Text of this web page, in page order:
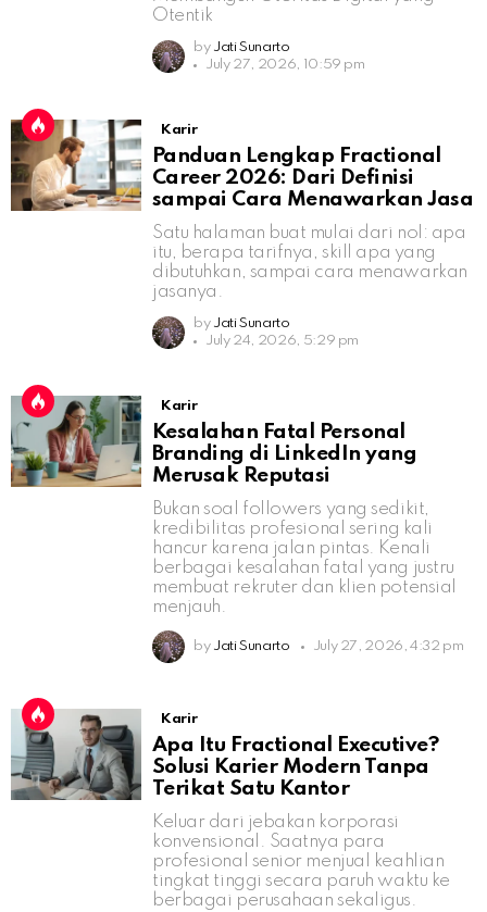
Otentik
by Jati Sunarto
July 27, 2026, 10:59 pm
Karir
Panduan Lengkap Fractional
Career 2026: Dari Definisi
sampai Cara Menawarkan Jasa
Satu halaman buat mulai dari nol: apa
itu, berapa tarifnya, skill apa yang
dibutuhkan, sampai cara menawarkan
jasanya.
by Jati Sunarto
July 24, 2026, 5:29 pm
Karir
Kesalahan Fatal Personal
Branding di LinkedIn yang
Merusak Reputasi
Bukan soal followers yang sedikit,
kredibilitas profesional sering kali
hancur karena jalan pintas. Kenali
berbagai kesalahan fatal yang justru
membuat rekruter dan klien potensial
menjauh.
by Jati Sunarto July 27, 2026, 4:32 pm
Karir
Apa Itu Fractional Executive?
Solusi Karier Modern Tanpa
Terikat Satu Kantor
Keluar dari jebakan korporasi
konvensional. Saatnya para
profesional senior menjual keahlian
tingkat tinggi secara paruh waktu ke
berbagai perusahaan sekaligus.